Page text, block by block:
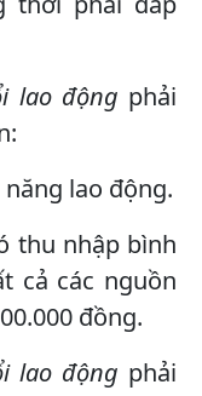
lao động phải
lao động.
thu nhập bình
cả các nguồn
đồng.
lao động phải